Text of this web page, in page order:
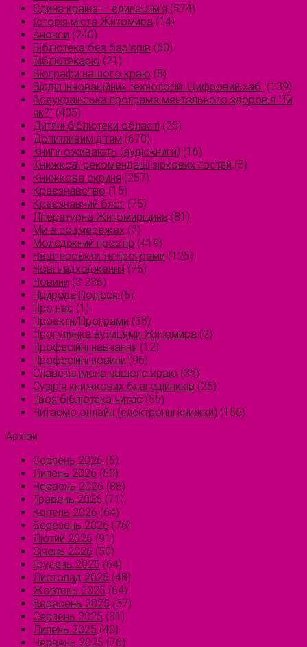
Єдина країна — єдина сім’я (574)
Історія міста Житомира (14)
Анонси (240)
Бібліотека без бар'єрів (60)
Бібліотекарю (21)
Біографи нашого краю (8)
Відділ інноваційних технологій. Цифровий хаб. (139)
Всеукраїнська програма ментального здоров'я "Ти
як?" (405)
Дитячі бібліотеки області (25)
Допитливим дітям (670)
Книги оживають (аудіокниги) (16)
Книжкові рекомендації зіркових гостей (5)
Книжкова скриня (257)
Краєзнавство (15)
Краєзнавчий блог (75)
Літературна Житомирщина (81)
Ми в соцмережах (7)
Молодіжний простір (419)
Наші проєкти та програми (125)
Нові надходження (76)
Новини (3 236)
Природа Полісся (6)
Про нас (1)
Проєкти/Програми (35)
Прогулянка вулицями Житомира (2)
Професійні навчання (12)
Професійні новини (96)
Славетні імена нашого краю (35)
Сузірʼя книжкових благодійників (26)
Твоя бібліотека читає (55)
Читаємо онлайн (електронні книжки) (156)
Архіви
Серпень 2026 (5)
Липень 2026 (50)
Червень 2026 (88)
Травень 2026 (71)
Квітень 2026 (64)
Березень 2026 (76)
Лютий 2026 (91)
Січень 2026 (50)
Грудень 2025 (64)
Листопад 2025 (48)
Жовтень 2025 (64)
Вересень 2025 (37)
Серпень 2025 (31)
Липень 2025 (40)
Червень 2025 (76)